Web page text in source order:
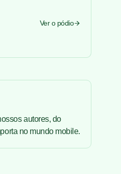
Ver o pódio
autores, do
no mundo mobile.